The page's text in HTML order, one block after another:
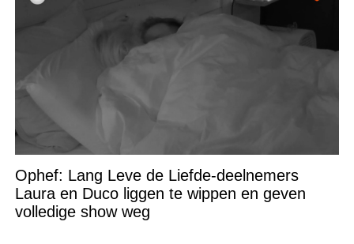
Ophef: Lang Leve de Liefde-deelnemers
Laura en Duco liggen te wippen en geven
volledige show weg